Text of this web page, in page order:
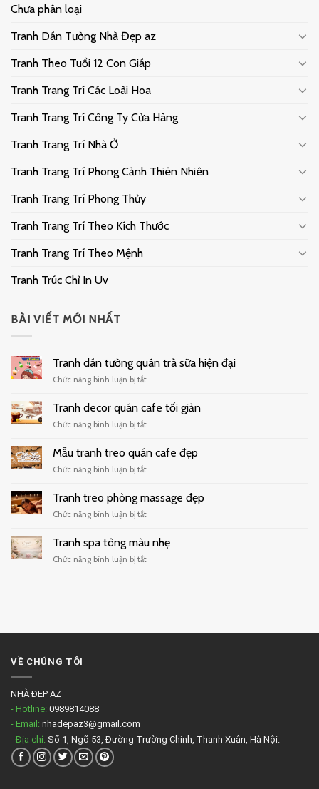
Chưa phân loại
Tranh Dán Tường Nhà Đẹp az
Tranh Theo Tuổi 12 Con Giáp
Tranh Trang Trí Các Loài Hoa
Tranh Trang Trí Công Ty Cửa Hàng
Tranh Trang Trí Nhà Ở
Tranh Trang Trí Phong Cảnh Thiên Nhiên
Tranh Trang Trí Phong Thủy
Tranh Trang Trí Theo Kích Thước
Tranh Trang Trí Theo Mệnh
Tranh Trúc Chỉ In Uv
BÀI VIẾT MỚI NHẤT
Tranh dán tường quán trà sữa hiện đại
Chức năng bình luận bị tắtở
dán
quán
sữa
Tranh decor quán cafe tối giản
Chức năng bình luận bị tắtở
decor
cafe
giản
Mẫu tranh treo quán cafe đẹp
Chức năng bình luận bị tắtở
quán
đẹp
Tranh treo phòng massage đẹp
Chức năng bình luận bị tắtở
treo
phòng
massage
Tranh spa tông màu nhẹ
Chức năng bình luận bị tắtở
VỀ CHÚNG TÔI
NHÀ ĐẸP AZ
- Hotline: 0989814088
- Email: nhadepaz3@gmail.com
- Địa chỉ: Số 1, Ngõ 53, Đường Trường Chinh, Thanh Xuân, Hà Nội.